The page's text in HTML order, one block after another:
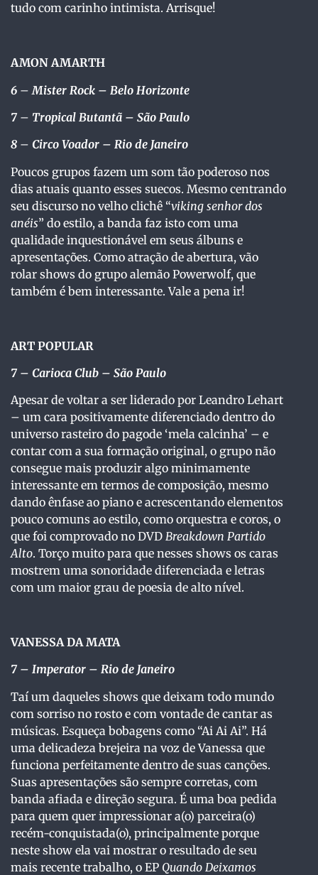
tudo com carinho intimista. Arrisque!
AMON AMARTH
6 – Mister Rock – Belo Horizonte
7 – Tropical Butantã – São Paulo
8 – Circo Voador – Rio de Janeiro
Poucos grupos fazem um som tão poderoso nos
dias atuais quanto esses suecos. Mesmo centrando
seu discurso no velho clichê “viking senhor dos
anéis” do estilo, a banda faz isto com uma
qualidade inquestionável em seus álbuns e
apresentações. Como atração de abertura, vão
rolar shows do grupo alemão Powerwolf, que
também é bem interessante. Vale a pena ir!
ART POPULAR
7 – Carioca Club – São Paulo
Apesar de voltar a ser liderado por Leandro Lehart
– um cara positivamente diferenciado dentro do
universo rasteiro do pagode ‘mela calcinha’ – e
contar com a sua formação original, o grupo não
consegue mais produzir algo minimamente
interessante em termos de composição, mesmo
dando ênfase ao piano e acrescentando elementos
pouco comuns ao estilo, como orquestra e coros, o
que foi comprovado no DVD Breakdown Partido
Alto. Torço muito para que nesses shows os caras
mostrem uma sonoridade diferenciada e letras
com um maior grau de poesia de alto nível.
VANESSA DA MATA
7 – Imperator – Rio de Janeiro
Taí um daqueles shows que deixam todo mundo
com sorriso no rosto e com vontade de cantar as
músicas. Esqueça bobagens como “Ai Ai Ai”. Há
uma delicadeza brejeira na voz de Vanessa que
funciona perfeitamente dentro de suas canções.
Suas apresentações são sempre corretas, com
banda afiada e direção segura. É uma boa pedida
para quem quer impressionar a(o) parceira(o)
recém-conquistada(o), principalmente porque
neste show ela vai mostrar o resultado de seu
mais recente trabalho, o EP Quando Deixamos